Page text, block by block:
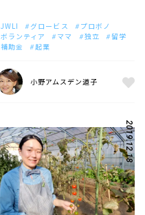
JWLI グロービス
プロボノ
ボランティア
ママ 独立
留学
補助金
起業
小野アムスデン道子
2019.12.18